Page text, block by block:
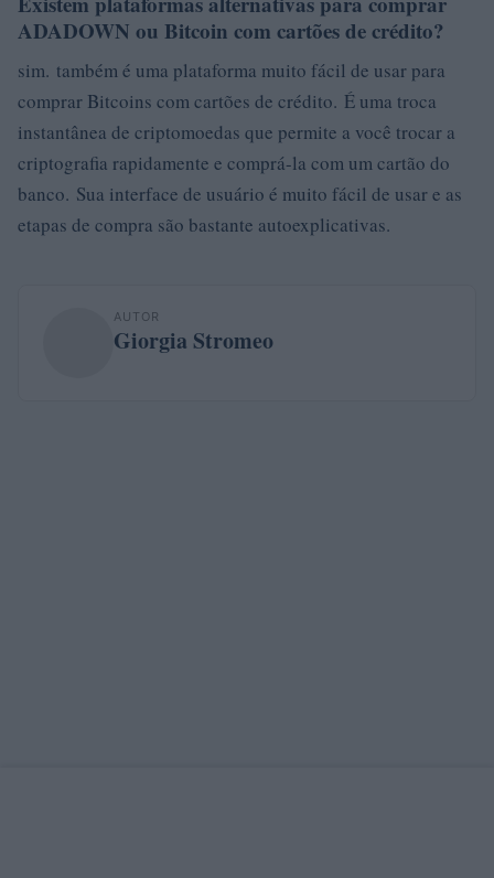
ADADOWN ou Bitcoin com cartões de crédito?
sim. também é uma plataforma muito fácil de usar para
comprar Bitcoins com cartões de crédito. É uma troca
instantânea de criptomoedas que permite a você trocar a
criptografia rapidamente e comprá-la com um cartão do
banco. Sua interface de usuário é muito fácil de usar e as
etapas de compra são bastante autoexplicativas.
AUTOR
Giorgia Stromeo